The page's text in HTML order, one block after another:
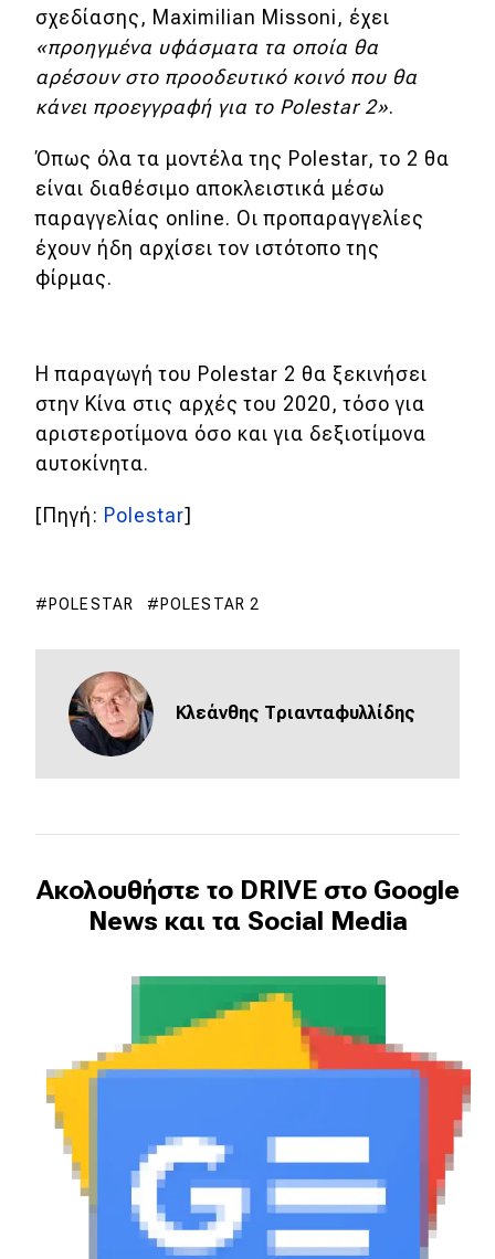
σχεδίασης, Maximilian Missoni, έχει
«προηγμένα υφάσματα τα οποία θα
αρέσουν στο προοδευτικό κοινό που θα
κάνει προεγγραφή για το Polestar 2».
Όπως όλα τα μοντέλα της Polestar, το 2 θα
είναι διαθέσιμο αποκλειστικά μέσω
παραγγελίας online. Οι προπαραγγελίες
έχουν ήδη αρχίσει τον ιστότοπο της
φίρμας.
Η παραγωγή του Polestar 2 θα ξεκινήσει
στην Κίνα στις αρχές του 2020, τόσο για
αριστεροτίμονα όσο και για δεξιοτίμονα
αυτοκίνητα.
[Πηγή: Polestar]
POLESTAR POLESTAR 2
Κλεάνθης Τριανταφυλλίδης
Ακολουθήστε το DRIVE στο Google
News και τα Social Media